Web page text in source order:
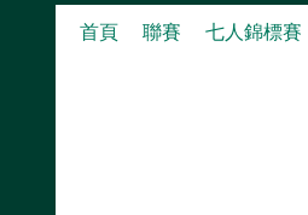
首頁 聯賽 七人錦標賽